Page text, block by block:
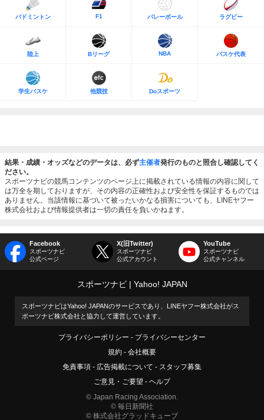
バドミントン F1 バレーボール ラグビー
陸上 Bリーグ NBA バスケ代表
学生バスケ 他競技 Doスポーツ
結果・成績・オッズなどのデータは、必ず主催者発行のものと照合し確認してく
ださい。
スポーツナビの競馬コンテンツのページ上に掲載されている情報の内容に関して
は万全を期しておりますが、その内容の正確性および安全性を保証するものでは
ありません。当該情報に基づいて被ったいかなる損害についても、LINEヤフー
株式会社および情報提供者は一切の責任を負いかねます。
Facebook
スポーツナビ
公式ページ
X(旧Twitter)
スポーツナビ
公式アカウント
YouTube
スポーツナビ
公式チャンネル
スポーツナビ Yahoo! JAPAN
スポーツナビはYahoo! JAPANのサービスであり、LINEヤフー株式会社がス
ポーツナビ株式会社と協力して運営しています。
プライバシーポリシー
プライバシーセンター
規約
会社概要
免責事項
広告掲載について
スタッフ募集
ご意見・ご要望
ヘルプ
© Japan Racing Association.
© 毎日新聞社
© 株式会社グラッドキューブ